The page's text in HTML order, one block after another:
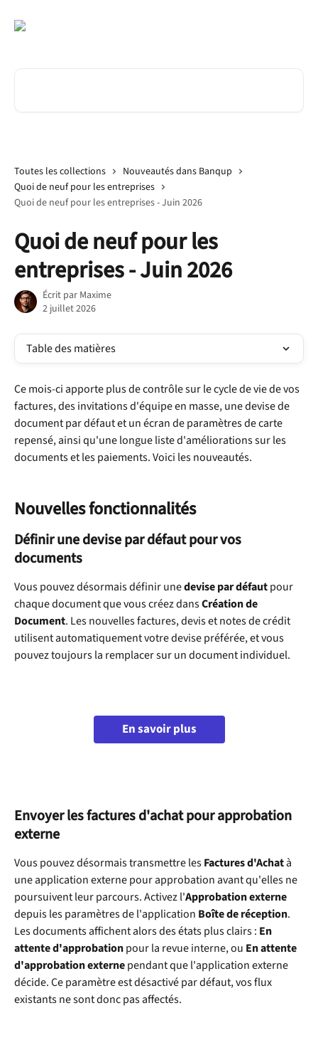
Toutes les collections
Nouveautés dans Banqup
Quoi de neuf pour les entreprises
Quoi de neuf pour les entreprises - Juin 2026
Quoi de neuf pour les
entreprises - Juin 2026
Écrit par Maxime
2 juillet 2026
Table des matières
Ce mois-ci apporte plus de contrôle sur le cycle de vie de vos
factures, des invitations d'équipe en masse, une devise de
document par défaut et un écran de paramètres de carte
repensé, ainsi qu'une longue liste d'améliorations sur les
documents et les paiements. Voici les nouveautés.
Nouvelles fonctionnalités
Définir une devise par défaut pour vos
documents
Vous pouvez désormais définir une devise par défaut pour
chaque document que vous créez dans Création de
Document. Les nouvelles factures, devis et notes de crédit
utilisent automatiquement votre devise préférée, et vous
pouvez toujours la remplacer sur un document individuel.
En savoir plus
Envoyer les factures d'achat pour approbation
externe
Vous pouvez désormais transmettre les Factures d'Achat à
une application externe pour approbation avant qu'elles ne
poursuivent leur parcours. Activez l'Approbation externe
depuis les paramètres de l'application Boîte de réception.
Les documents affichent alors des états plus clairs : En
attente d'approbation pour la revue interne, ou En attente
d'approbation externe pendant que l'application externe
décide. Ce paramètre est désactivé par défaut, vos flux
existants ne sont donc pas affectés.